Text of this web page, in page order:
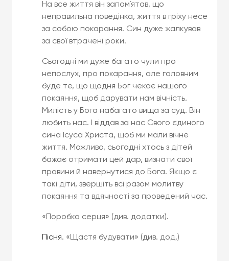
На все життя він запам`ятав, що
неправильна поведінка, життя в гріху несе
за собою покарання. Син дуже жалкував
за свої втрачені роки.
Сьогодні ми дуже багато чули про
непослух, про покарання, але головним
буде те, що щодня Бог чекає нашого
покаяння, щоб дарувати нам вічність.
Милість у Бога набагато вища за суд. Він
любить нас. І віддав за нас Свого єдиного
сина Ісуса Христа, щоб ми мали вічне
життя. Можливо, сьогодні хтось з дітей
бажає отримати цей дар, визнати свої
провини й навернутися до Бога. Якщо є
такі діти, звершіть всі разом молитву
покаяння та вдячності за проведений час.
«Поробка серця» (див. додатки).
Пісня. «Щастя будувати» (див. дод.)